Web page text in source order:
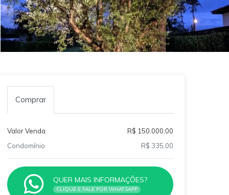
Comprar
Valor Venda
R$ 150.000,00
Condomínio
R$ 335,00
QUER MAIS INFORMAÇÕES?
CLIQUE E FALE POR WHATSAPP